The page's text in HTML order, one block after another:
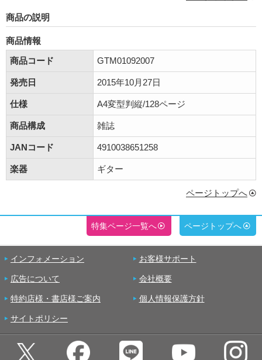
商品の説明
商品情報
商品コード
GTM01092007
発売日 2015年10月27日
仕様 A4変型判縦/128ページ
商品構成 雑誌
JANコード 4910038651258
楽器 ギター
ページトップへ
特集ページ一覧へ ページトップへ
インフォメーション お客様サポート
広告について 会社概要
特約店様・書店様ご案内 個人情報保護方針
サイトポリシー